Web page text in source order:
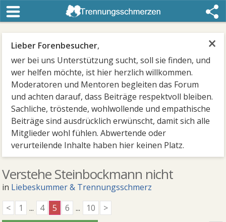
×
Lieber Forenbesucher,
wer bei uns Unterstützung sucht, soll sie finden, und
wer helfen möchte, ist hier herzlich willkommen.
Moderatoren und Mentoren begleiten das Forum
und achten darauf, dass Beiträge respektvoll bleiben.
Sachliche, tröstende, wohlwollende und empathische
Beiträge sind ausdrücklich erwünscht, damit sich alle
Mitglieder wohl fühlen. Abwertende oder
verurteilende Inhalte haben hier keinen Platz.
Verstehe Steinbockmann nicht
in Liebeskummer & Trennungsschmerz
<
1 ... 4 5 6 ... 10 >